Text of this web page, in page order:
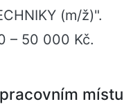
(m/ž)".
– 50 000 Kč.
místu